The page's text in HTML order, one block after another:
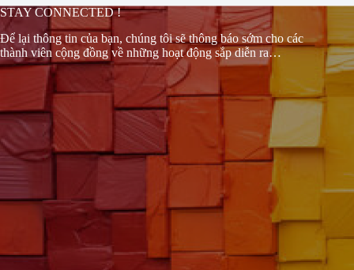
STAY CONNECTED !
Để lại thông tin của bạn, chúng tôi sẽ thông báo sớm cho các
thành viên cộng đồng về những hoạt động sắp diễn ra…